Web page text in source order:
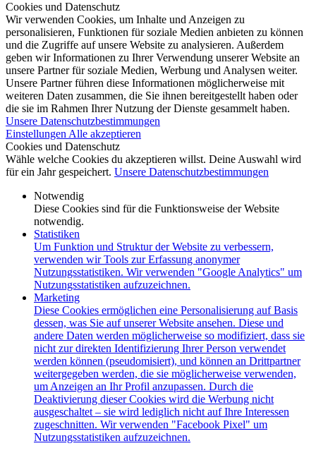
Cookies und Datenschutz
Wir verwenden Cookies, um Inhalte und Anzeigen zu
personalisieren, Funktionen für soziale Medien anbieten zu können
und die Zugriffe auf unsere Website zu analysieren. Außerdem
geben wir Informationen zu Ihrer Verwendung unserer Website an
unsere Partner für soziale Medien, Werbung und Analysen weiter.
Unsere Partner führen diese Informationen möglicherweise mit
weiteren Daten zusammen, die Sie ihnen bereitgestellt haben oder
die sie im Rahmen Ihrer Nutzung der Dienste gesammelt haben.
Unsere Datenschutzbestimmungen
Einstellungen Alle akzeptieren
Cookies und Datenschutz
Wähle welche Cookies du akzeptieren willst. Deine Auswahl wird
für ein Jahr gespeichert. Unsere Datenschutzbestimmungen
Notwendig
Diese Cookies sind für die Funktionsweise der Website
notwendig.
Statistiken
Um Funktion und Struktur der Website zu verbessern,
verwenden wir Tools zur Erfassung anonymer
Nutzungsstatistiken. Wir verwenden "Google Analytics" um
Nutzungsstatistiken aufzuzeichnen.
Marketing
Diese Cookies ermöglichen eine Personalisierung auf Basis
dessen, was Sie auf unserer Website ansehen. Diese und
andere Daten werden möglicherweise so modifiziert, dass sie
nicht zur direkten Identifizierung Ihrer Person verwendet
werden können (pseudomisiert), und können an Drittpartner
weitergegeben werden, die sie möglicherweise verwenden,
um Anzeigen an Ihr Profil anzupassen. Durch die
Deaktivierung dieser Cookies wird die Werbung nicht
ausgeschaltet – sie wird lediglich nicht auf Ihre Interessen
zugeschnitten. Wir verwenden "Facebook Pixel" um
Nutzungsstatistiken aufzuzeichnen.